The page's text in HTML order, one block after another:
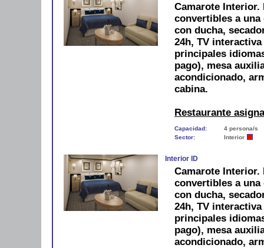
Camarote Interior.
convertibles a
con ducha,
24h, TV
principales
pago), mesa
acondicionado,
cabina.
Restaurante
Capacidad:
4 persona/s
Sector:
Interior
Interior ID
Camarote Interior.
convertibles a
con ducha,
24h, TV
principales
pago), mesa
acondicionado,